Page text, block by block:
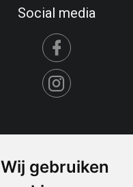
Wij gebruiken
Social media